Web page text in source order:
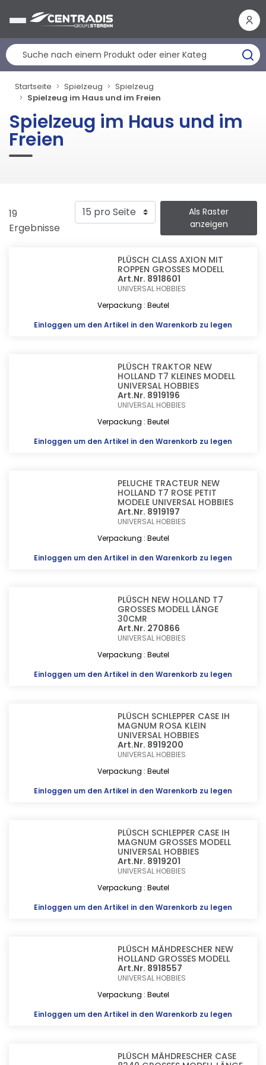
Startseite Spielzeug
Spielzeug
Spielzeug im Haus und im Freien
Spielzeug im Haus und im
Freien
19
Ergebnisse
Als Raster
anzeigen
PLÜSCH CLASS AXION MIT
ROPPEN GROSSES MODELL
Art.Nr. 8918601
UNIVERSAL HOBBIES
Verpackung : Beutel
Einloggen um den Artikel in den Warenkorb zu legen
PLÜSCH TRAKTOR NEW
HOLLAND T7 KLEINES MODELL
UNIVERSAL HOBBIES
Art.Nr. 8919196
UNIVERSAL HOBBIES
Verpackung : Beutel
Einloggen um den Artikel in den Warenkorb zu legen
PELUCHE TRACTEUR NEW
HOLLAND T7 ROSE PETIT
MODELE UNIVERSAL HOBBIES
Art.Nr. 8919197
UNIVERSAL HOBBIES
Verpackung : Beutel
Einloggen um den Artikel in den Warenkorb zu legen
PLÜSCH NEW HOLLAND T7
GROSSES MODELL LÄNGE
30CMR
Art.Nr. 270866
UNIVERSAL HOBBIES
Verpackung : Beutel
Einloggen um den Artikel in den Warenkorb zu legen
PLÜSCH SCHLEPPER CASE IH
MAGNUM ROSA KLEIN
UNIVERSAL HOBBIES
Art.Nr. 8919200
UNIVERSAL HOBBIES
Verpackung : Beutel
Einloggen um den Artikel in den Warenkorb zu legen
PLÜSCH SCHLEPPER CASE IH
MAGNUM GROSSES MODELL
UNIVERSAL HOBBIES
Art.Nr. 8919201
UNIVERSAL HOBBIES
Verpackung : Beutel
Einloggen um den Artikel in den Warenkorb zu legen
PLÜSCH MÄHDRESCHER NEW
HOLLAND GROSSES MODELL
Art.Nr. 8918557
UNIVERSAL HOBBIES
Verpackung : Beutel
Einloggen um den Artikel in den Warenkorb zu legen
PLÜSCH MÄHDRESCHER CASE